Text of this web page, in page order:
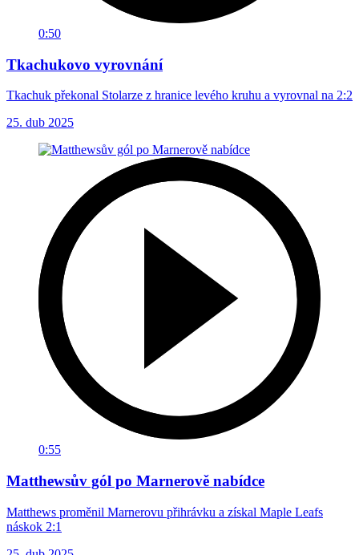
0:50
Tkachukovo vyrovnání
Tkachuk překonal Stolarze z hranice levého kruhu a vyrovnal na 2:2
25. dub 2025
0:55
Matthewsův gól po Marnerově nabídce
Matthews proměnil Marnerovu přihrávku a získal Maple Leafs
náskok 2:1